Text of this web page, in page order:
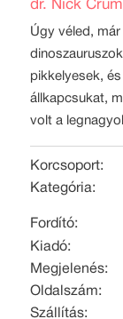
dr. Nick
Úgy véled,
pikkelyesek,
állkapcsukat,
volt a
Korcsoport:
Kategória:
Fordító:
Kiadó:
Megjelenés:
Oldalszám:
Szállítás: